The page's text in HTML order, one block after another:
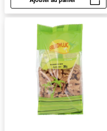
Aperçu rapide